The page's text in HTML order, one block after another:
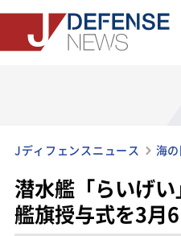
Jディフェンスニュース 海
潜水艦「らいげ
艦旗授与式を3月